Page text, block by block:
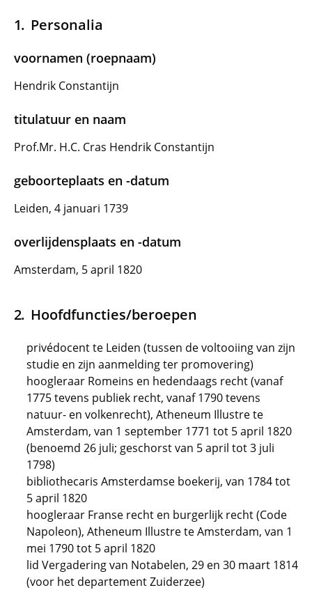
Personalia
voornamen (roepnaam)
Hendrik Constantijn
titulatuur en naam
Prof.Mr. H.C. Cras Hendrik Constantijn
geboorteplaats en -datum
Leiden, 4 januari 1739
overlijdensplaats en -datum
Amsterdam, 5 april 1820
Hoofdfuncties/beroepen
privédocent te Leiden (tussen de voltooiing van zijn
studie en zijn aanmelding ter promovering)
hoogleraar Romeins en hedendaags recht (vanaf
1775 tevens publiek recht, vanaf 1790 tevens
natuur- en volkenrecht), Atheneum Illustre te
Amsterdam, van 1 september 1771 tot 5 april 1820
(benoemd 26 juli; geschorst van 5 april tot 3 juli
1798)
bibliothecaris Amsterdamse boekerij, van 1784 tot
5 april 1820
hoogleraar Franse recht en burgerlijk recht (Code
Napoleon), Atheneum Illustre te Amsterdam, van 1
mei 1790 tot 5 april 1820
lid Vergadering van Notabelen, 29 en 30 maart 1814
(voor het departement Zuiderzee)